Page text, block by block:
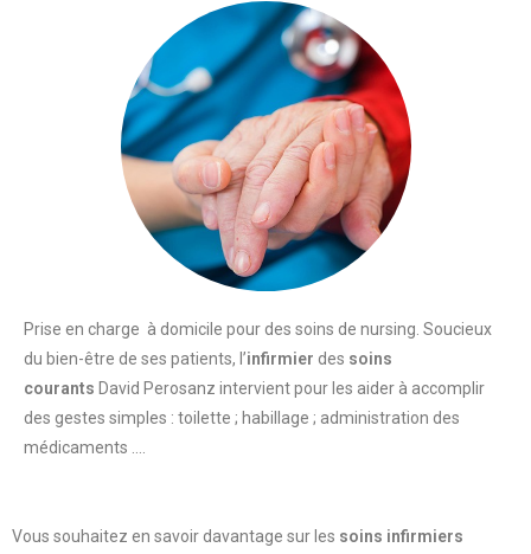
Prise en charge à domicile pour des soins de nursing. Soucieux
du bien-être de ses patients, l’infirmier des soins
courants David Perosanz intervient pour les aider à accomplir
des gestes simples : toilette ; habillage ; administration des
médicaments ….
Vous souhaitez en savoir davantage sur les soins infirmiers